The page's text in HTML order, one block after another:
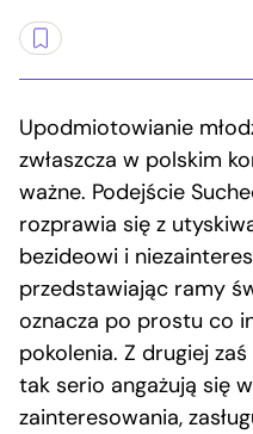
Upodmiotowianie
zwłaszcza w polskim
ważne. Podejście
rozprawia się z
bezideowi i
przedstawiając ramy
oznacza po prostu co
pokolenia. Z drugiej
tak serio angażują się
zainteresowania,